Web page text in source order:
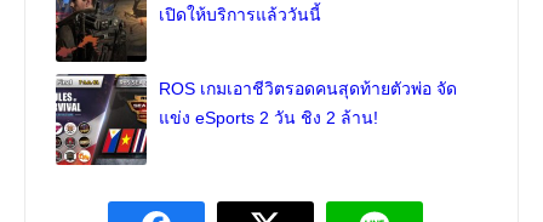
เปิดให้บริการแล้ววันนี้
ROS เกมเอาชีวิตรอดคนสุดท้ายตัวพ่อ จัด
แข่ง eSports 2 วัน ชิง 2 ล้าน!